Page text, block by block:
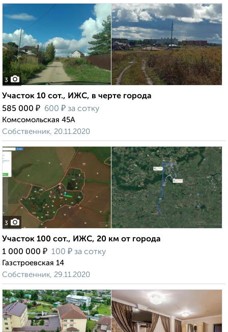
3
Участок 10 сот., ИЖС, в черте города
585 000 ₽ 600 ₽ за сотку
Комсомольская 45А
Собственник, 20.11.2020
3
Участок 100 сот., ИЖС, 20 км от города
1 000 000 ₽ 100 ₽ за сотку
Газстроевская 14
Собственник, 29.11.2020